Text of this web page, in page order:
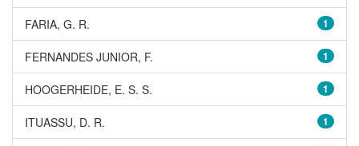
1
FARIA, G. R.
1
FERNANDES JUNIOR, F.
1
HOOGERHEIDE, E. S. S.
1
ITUASSU, D. R.